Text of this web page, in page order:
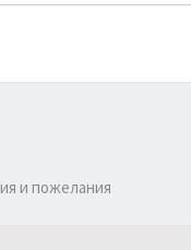
и пожелания